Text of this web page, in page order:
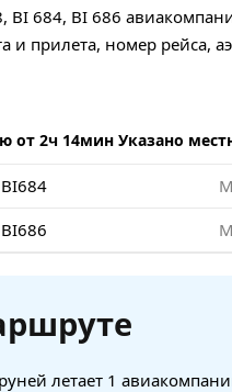
BI 684, BI 686
и прилета, номер рейса,
от 2ч 14мин Указано
BI684
BI686
летает 1